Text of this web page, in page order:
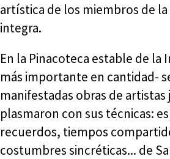
artística de los miembros de
integra.
En la Pinacoteca estable de la
más importante en cantidad-
manifestadas obras de artistas
plasmaron con sus técnicas:
recuerdos, tiempos
costumbres sincréticas... de